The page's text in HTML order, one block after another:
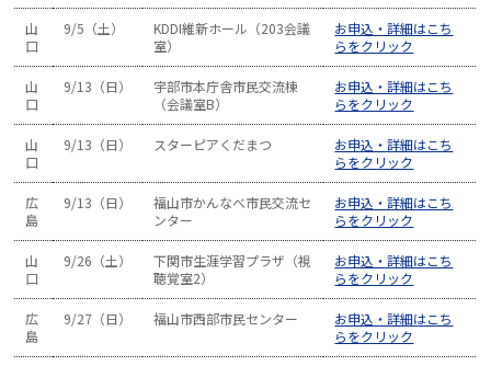
山
口
9/5（土）
KDDI維新ホール（203会議
室）
お申込・詳細はこち
らをクリック
山
口
9/13（日）
宇部市本庁舎市民交流棟
（会議室B）
お申込・詳細はこち
らをクリック
山
口
9/13（日） スターピアくだまつ
お申込・詳細はこち
らをクリック
広
島
9/13（日）
福山市かんなべ市民交流セ
ンター
お申込・詳細はこち
らをクリック
山
口
9/26（土）
下関市生涯学習プラザ（視
聴覚室2）
お申込・詳細はこち
らをクリック
広
島
9/27（日） 福山市西部市民センター
お申込・詳細はこち
らをクリック